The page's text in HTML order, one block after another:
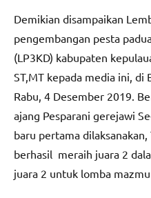
Demikian disampaikan
pengembangan pesta
(LP3KD) kabupaten
ST,MT kepada media ini, di
Rabu, 4 Desember 2019.
ajang Pesparani gerejawi
baru pertama dilaksanakan,
berhasil meraih juara 2
juara 2 untuk lomba